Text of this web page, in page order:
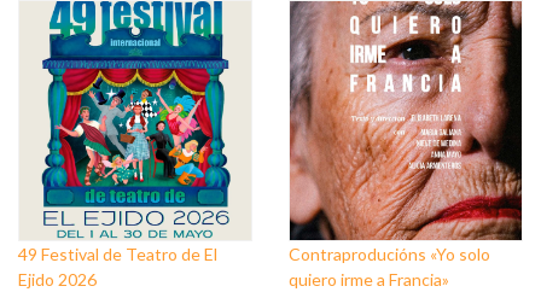
49 Festival de Teatro de El
Ejido 2026
Contraproducións «Yo solo
quiero irme a Francia»